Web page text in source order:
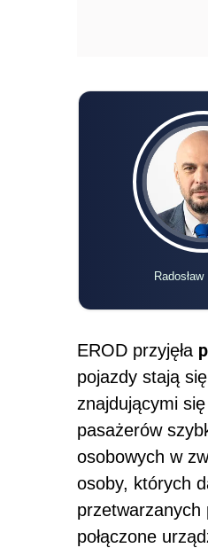
EROD przyjęła
pojazdy stają
znajdującymi
pasażerów
osobowych w
osoby, których
przetwarzanych
połączone